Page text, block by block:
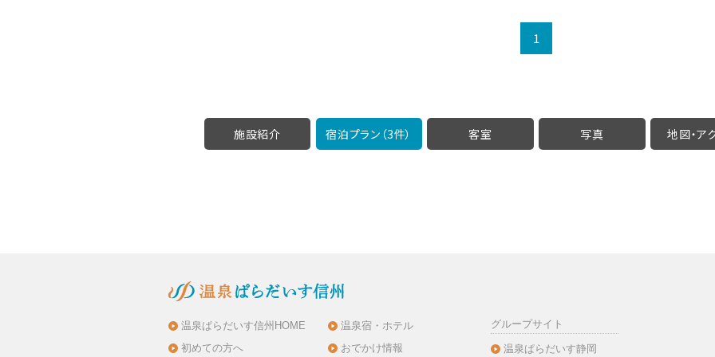
1
施設紹介 宿泊プラン（3件） 客室 写真 地図・ア
温泉ぱらだいす信州HOME
初めての方へ
温泉宿・ホテル
おでかけ情報
グループサイト
温泉ぱらだいす静岡